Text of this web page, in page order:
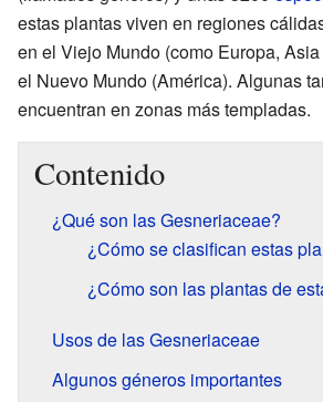
estas plantas viven en regiones
en el Viejo Mundo (como Europa,
el Nuevo Mundo (América). Algunas
encuentran en zonas más templadas.
Contenido
¿Qué son las Gesneriaceae?
¿Cómo se clasifican estas
¿Cómo son las plantas de
Usos de las Gesneriaceae
Algunos géneros importantes